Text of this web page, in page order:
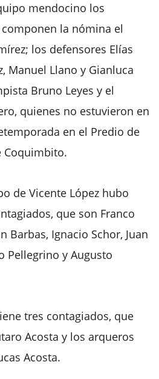
mendocino los
la nómina el
los defensores Elías
Manuel Llano y Gianluca
Bruno Leyes y el
quienes no estuvieron en
en el Predio de
Coquimbito.
de Vicente López hubo
que son Franco
Barbas, Ignacio Schor, Juan
Pellegrino y Augusto
tres contagiados, que
Acosta y los arqueros
Acosta.